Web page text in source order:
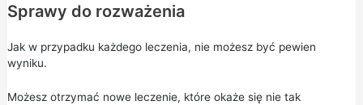
Sprawy do rozważenia
Jak w przypadku każdego leczenia, nie możesz być pewien
wyniku.
Możesz otrzymać nowe leczenie, które okaże się nie tak